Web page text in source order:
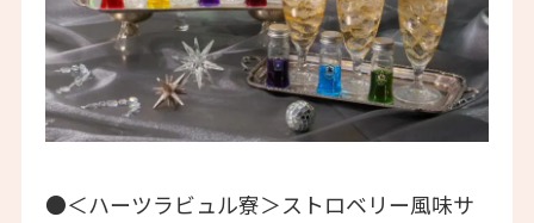
●＜ハーツラビュル寮＞ストロベリー風味サ